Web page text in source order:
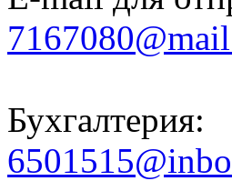
Бухгалтерия: